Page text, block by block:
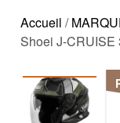
Accueil /
Shoei J-CRUISE